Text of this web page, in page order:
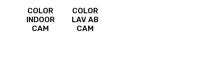
COLOR
INDOOR
CAM
COLOR
LAV AB
CAM